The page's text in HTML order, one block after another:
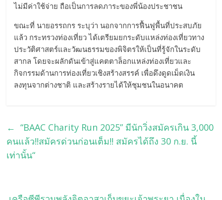
ไม่มีค่าใช้จ่าย ถือเป็นการลดภาระของพี่น้องประชาชน
ขณะที่ นายอรรถกร ระบุว่า นอกจากการฟื้นฟูพื้นที่ประสบภัย
แล้ว กระทรวงท่องเที่ยว ได้เตรียมยกระดับแหล่งท่องเที่ยวทาง
ประวัติศาสตร์และวัฒนธรรมของพิจิตรให้เป็นที่รู้จักในระดับ
สากล โดยจะผลักดันเข้าสู่แคตตาล็อกแหล่งท่องเที่ยวและ
กิจกรรมด้านการท่องเที่ยวเชิงสร้างสรรค์ เพื่อดึงดูดเม็ดเงิน
ลงทุนจากต่างชาติ และสร้างรายได้ให้ชุมชนในอนาคต
← “BAAC Charity Run 2025” มีนักวิ่งสมัครเกิน 3,000
คนแล้ว!!สมัครด่วนก่อนเต็ม!! สมัครได้ถึง 30 ก.ย. นี้
เท่านั้น“